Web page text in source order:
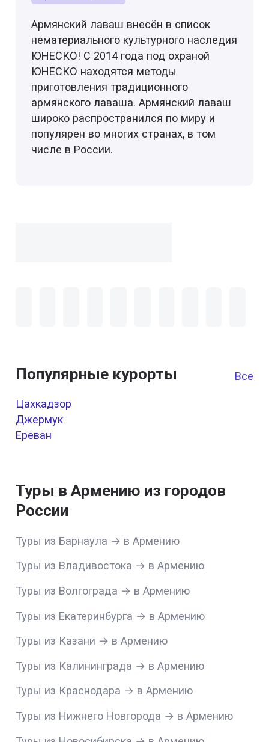
Армянский лаваш внесён в список
нематериального культурного наследия
ЮНЕСКО! С 2014 года под охраной
ЮНЕСКО находятся методы
приготовления традиционного
армянского лаваша. Армянский лаваш
широко распространился по миру и
популярен во многих странах, в том
числе в России.
Популярные курорты Все
Цахкадзор
Джермук
Ереван
Туры в Армению из городов
России
Туры из Барнаула → в Армению
Туры из Владивостока → в Армению
Туры из Волгограда → в Армению
Туры из Екатеринбурга → в Армению
Туры из Казани → в Армению
Туры из Калининграда → в Армению
Туры из Краснодара → в Армению
Туры из Нижнего Новгорода → в Армению